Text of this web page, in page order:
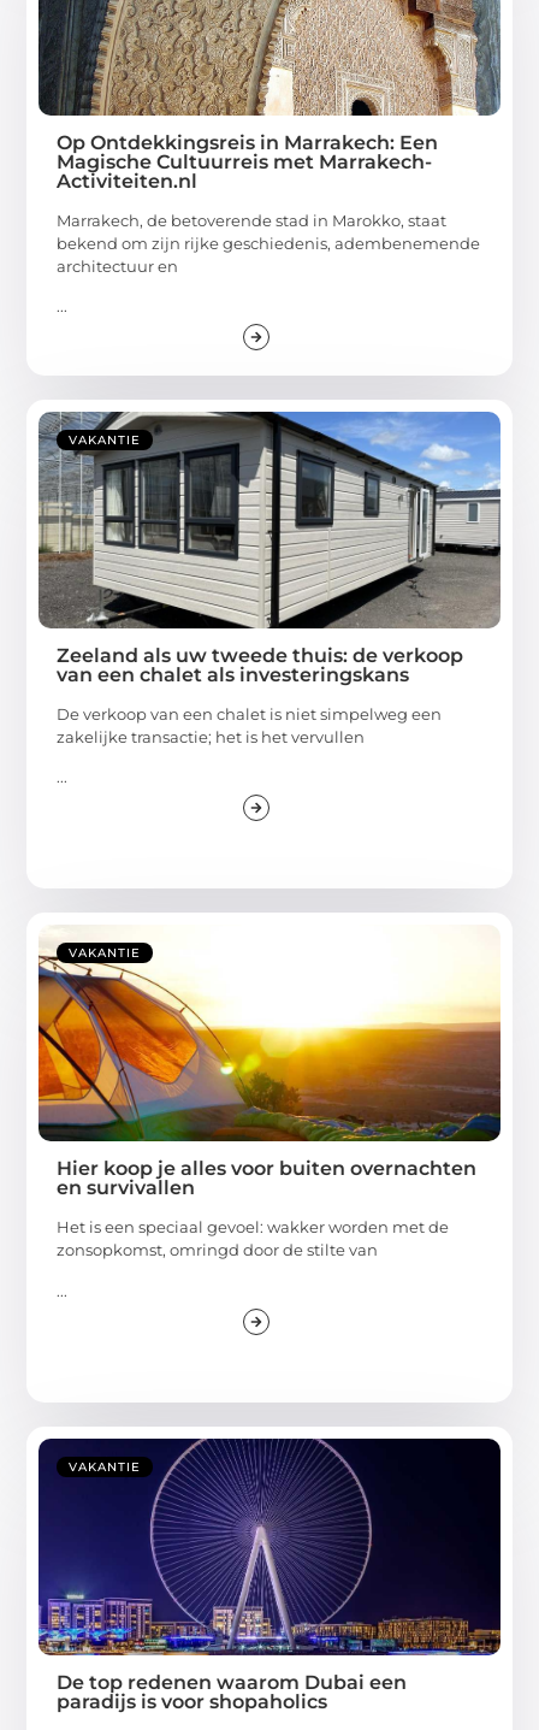
Op Ontdekkingsreis in Marrakech: Een
Magische Cultuurreis met Marrakech-
Activiteiten.nl
Marrakech, de betoverende stad in Marokko, staat
bekend om zijn rijke geschiedenis, adembenemende
architectuur en
...
VAKANTIE
Zeeland als uw tweede thuis: de verkoop
van een chalet als investeringskans
De verkoop van een chalet is niet simpelweg een
zakelijke transactie; het is het vervullen
...
VAKANTIE
Hier koop je alles voor buiten overnachten
en survivallen
Het is een speciaal gevoel: wakker worden met de
zonsopkomst, omringd door de stilte van
...
VAKANTIE
De top redenen waarom Dubai een
paradijs is voor shopaholics